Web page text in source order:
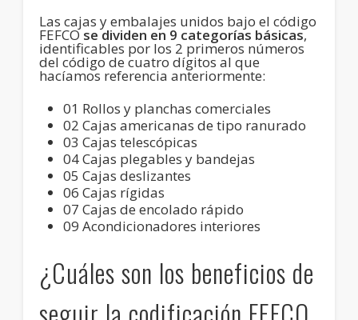
Las cajas y embalajes unidos bajo el código
FEFCOse dividen en 9 categorías básicas,
identificables por los 2 primeros números
del código de cuatro dígitos al que
hacíamos referencia anteriormente:
01 Rollos y planchas comerciales
02 Cajas americanas de tipo ranurado
03 Cajas telescópicas
04 Cajas plegables y bandejas
05 Cajas deslizantes
06 Cajas rígidas
07 Cajas de encolado rápido
09 Acondicionadores interiores
¿Cuáles son los beneficios de